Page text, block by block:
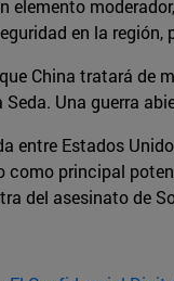
en la
China tratará
Una guerra
entre Estados
principal
del asesinato de